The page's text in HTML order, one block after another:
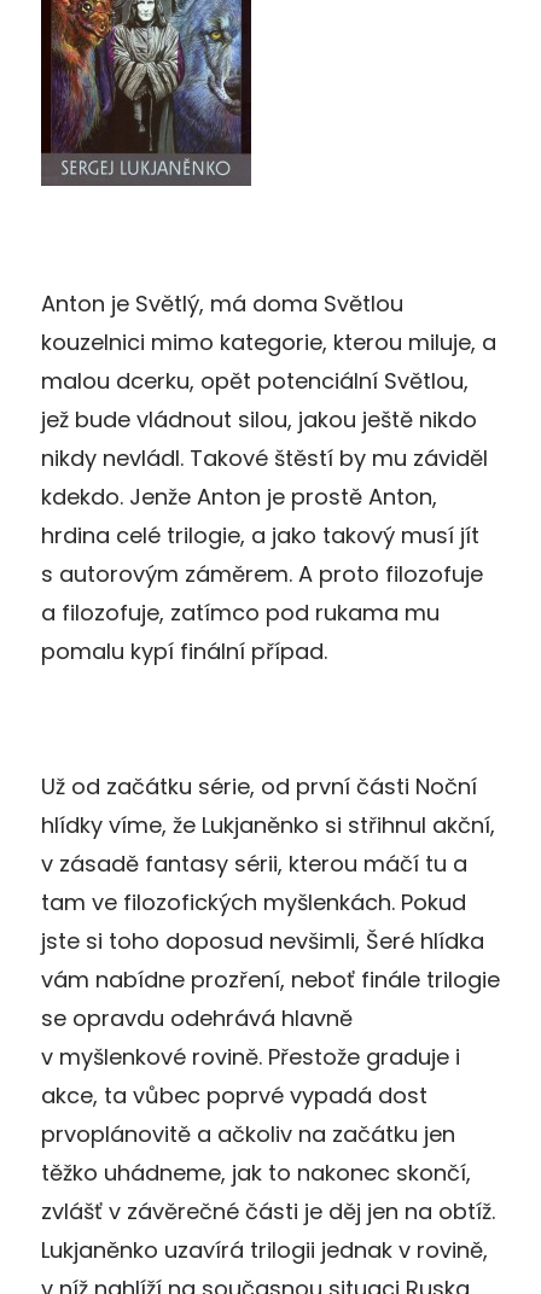
Anton je Světlý, má doma Světlou
kouzelnici mimo kategorie, kterou miluje, a
malou dcerku, opět potenciální Světlou,
jež bude vládnout silou, jakou ještě nikdo
nikdy nevládl. Takové štěstí by mu záviděl
kdekdo. Jenže Anton je prostě Anton,
hrdina celé trilogie, a jako takový musí jít
s autorovým záměrem. A proto filozofuje
a filozofuje, zatímco pod rukama mu
pomalu kypí finální případ.
Už od začátku série, od první části Noční
hlídky víme, že Lukjaněnko si střihnul akční,
v zásadě fantasy sérii, kterou máčí tu a
tam ve filozofických myšlenkách. Pokud
jste si toho doposud nevšimli, Šeré hlídka
vám nabídne prozření, neboť finále trilogie
se opravdu odehrává hlavně
v myšlenkové rovině. Přestože graduje i
akce, ta vůbec poprvé vypadá dost
prvoplánovitě a ačkoliv na začátku jen
těžko uhádneme, jak to nakonec skončí,
zvlášť v závěrečné části je děj jen na obtíž.
Lukjaněnko uzavírá trilogii jednak v rovině,